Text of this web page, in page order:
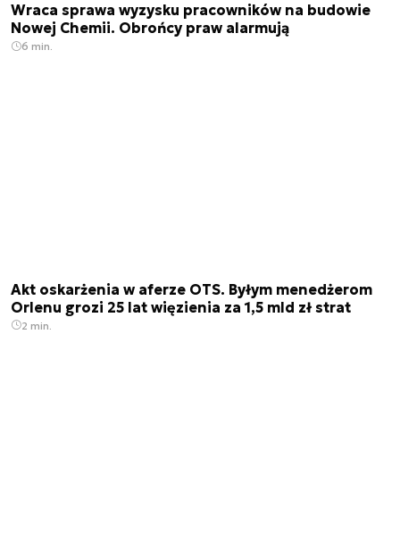
Wraca sprawa wyzysku pracowników na budowie
Nowej Chemii. Obrońcy praw alarmują
6 min.
Akt oskarżenia w aferze OTS. Byłym menedżerom
Orlenu grozi 25 lat więzienia za 1,5 mld zł strat
2 min.